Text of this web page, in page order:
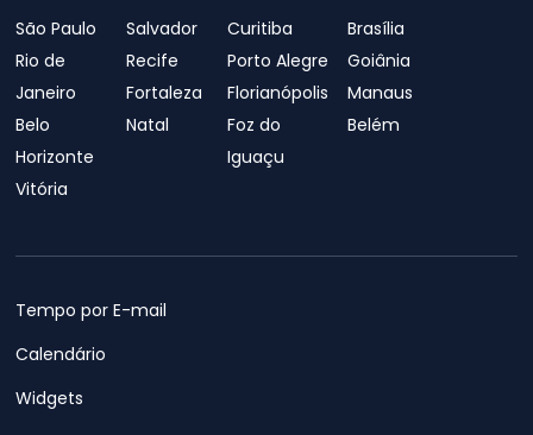
São Paulo
Rio de
Janeiro
Belo
Horizonte
Vitória
Salvador
Recife
Fortaleza
Natal
Curitiba
Porto Alegre
Florianópolis
Foz do
Iguaçu
Brasília
Goiânia
Manaus
Belém
Tempo por E-mail
Calendário
Widgets